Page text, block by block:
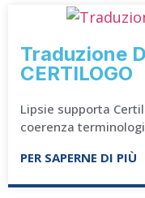
Traduzione
CERTILOGO
Lipsie supporta
coerenza
PER SAPERNE DI PIÙ